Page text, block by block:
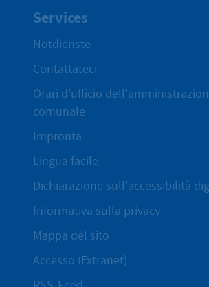
Services
Notdienste
Contattateci
Orari d'ufficio
comunale
Impronta
Lingua facile
Dichiarazione sull'accessibilità
Informativa sulla privacy
Mappa del sito
Accesso (Extranet)